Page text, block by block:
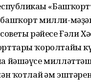
милли-
рәйесе Ғәли
ҡоролтайы
йәшәүсе
ҡотлай һәм